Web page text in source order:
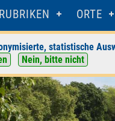
RUBRIKEN ORTE
statistische
Nein, bitte nicht